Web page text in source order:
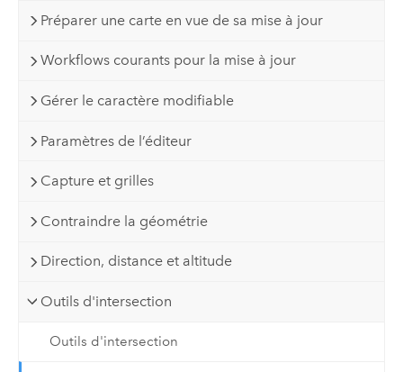
Préparer une carte en vue de sa mise à jour
Workflows courants pour la mise à jour
Gérer le caractère modifiable
Paramètres de l’éditeur
Capture et grilles
Contraindre la géométrie
Direction, distance et altitude
Outils d'intersection
Outils d'intersection